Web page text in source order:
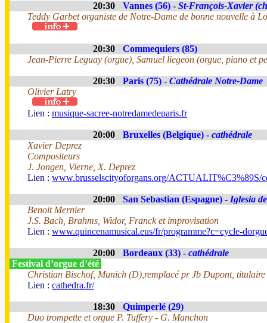
20:30 Vannes (56) - St-François-Xavier
Teddy Garbet organiste de Notre-Dame de bonne nouvelle à
20:30
Commequiers (85)
Jean-Pierre Leguay (orgue), Samuel liegeon (orgue, piano et
20:30 Paris (75) - Cathédrale Notre-Dame
Olivier Latry
Lien : musique-sacree-notredamedeparis.fr
20:00 Bruxelles (Belgique) - cathédrale
Xavier Deprez
Compositeurs
J. Jongen, Vierne, X. Deprez
Lien : www.brusselscityoforgans.org/ACTUALIT%C3%89S/
20:00 San Sebastian (Espagne) - Iglesia
Benoit Mernier
J.S. Bach, Brahms, Widor, Franck et improvisation
Lien : www.quincenamusical.eus/fr/programme?c=cycle-
20:00 Bordeaux (33) - cathédrale
Festival d’orgue d’été
Christian Bischof, Munich (D),remplacé pr Jb Dupont, titulaire
Lien : cathedra.fr/
18:30
Quimperlé (29)
Duo trompette et orgue P. Tuffery - G. Manchon